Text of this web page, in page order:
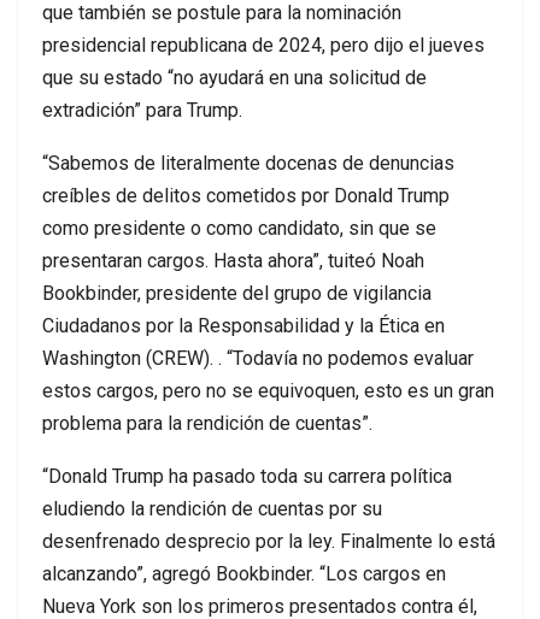
que también se postule para la nominación
presidencial republicana de 2024, pero dijo el jueves
que su estado “no ayudará en una solicitud de
extradición” para Trump.
“Sabemos de literalmente docenas de denuncias
creíbles de delitos cometidos por Donald Trump
como presidente o como candidato, sin que se
presentaran cargos. Hasta ahora”, tuiteó Noah
Bookbinder, presidente del grupo de vigilancia
Ciudadanos por la Responsabilidad y la Ética en
Washington (CREW). . “Todavía no podemos evaluar
estos cargos, pero no se equivoquen, esto es un gran
problema para la rendición de cuentas”.
“Donald Trump ha pasado toda su carrera política
eludiendo la rendición de cuentas por su
desenfrenado desprecio por la ley. Finalmente lo está
alcanzando”, agregó Bookbinder. “Los cargos en
Nueva York son los primeros presentados contra él,